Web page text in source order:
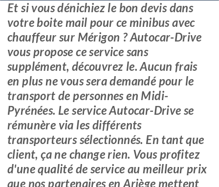
Et si vous dénichiez le bon devis dans
votre boite mail pour ce minibus avec
chauffeur sur Mérigon ? Autocar-Drive
vous propose ce service sans
supplément, découvrez le. Aucun frais
en plus ne vous sera demandé pour le
transport de personnes en Midi-
Pyrénées. Le service Autocar-Drive se
rémunère via les différents
transporteurs sélectionnés. En tant que
client, ça ne change rien. Vous profitez
d'une qualité de service au meilleur prix
que nos partenaires en Ariège mettent